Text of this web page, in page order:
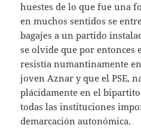
huestes de lo que fue una
en muchos sentidos se
bagajes a un partido
se olvide que por entonces
resistía numantinamente
joven Aznar y que el PSE,
plácidamente en el
todas las instituciones
demarcación autonómica.